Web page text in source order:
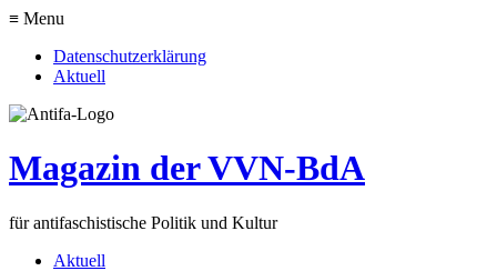
≡ Menu
Datenschutzerklärung
Aktuell
Magazin der VVN-BdA
für antifaschistische Politik und Kultur
Aktuell